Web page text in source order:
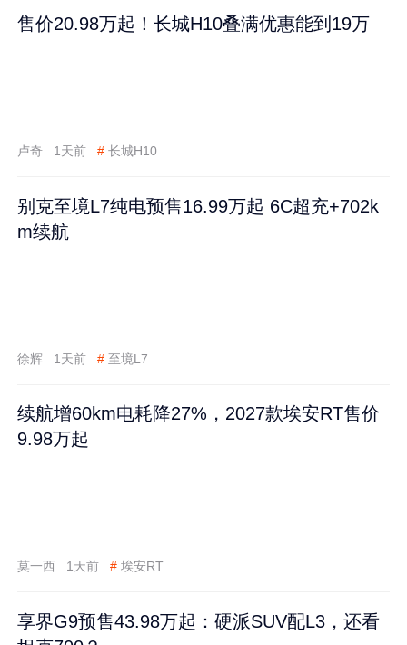
售价20.98万起！长城H10叠满优惠能到19万
卢奇 1天前 # 长城H10
别克至境L7纯电预售16.99万起 6C超充+702k
m续航
徐辉 1天前 # 至境L7
续航增60km电耗降27%，2027款埃安RT售价
9.98万起
莫一西 1天前 # 埃安RT
享界G9预售43.98万起：硬派SUV配L3，还看